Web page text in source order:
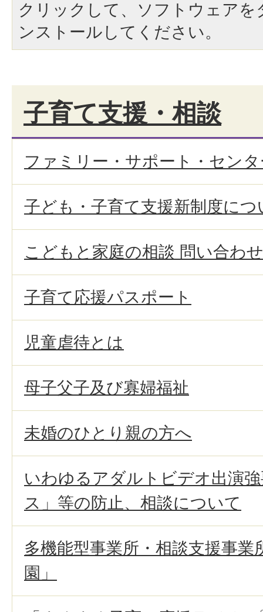
クリックして、ソフトウェア
ンストールしてください。
子育て支援・相談
ファミリー・サポート・セン
子ども・子育て支援新制度につ
こどもと家庭の相談 問い合わせ
子育て応援パスポート
児童虐待とは
母子父子及び寡婦福祉
未婚のひとり親の方へ
いわゆるアダルトビデオ出演
ス」等の防止、相談について
多機能型事業所・相談支援事業
園」